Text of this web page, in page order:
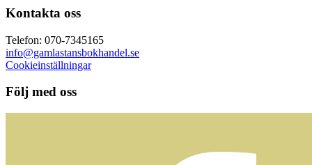
Kontakta oss
Telefon: 070-7345165
info@gamlastansbokhandel.se
Cookieinställningar
Följ med oss